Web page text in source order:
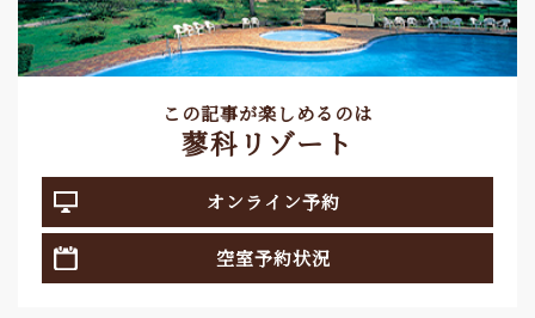
この記事が楽しめるのは
蓼科リゾート
オンライン予約
空室予約状況